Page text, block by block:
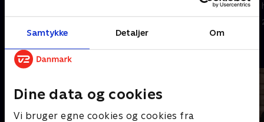
Samtykke Detaljer Om
Dine data og cookies
Vi bruger egne cookies og cookies fra
at have hjulpet med at redde
hans liv, da han begik selvmord
sidste år.
Andre så også